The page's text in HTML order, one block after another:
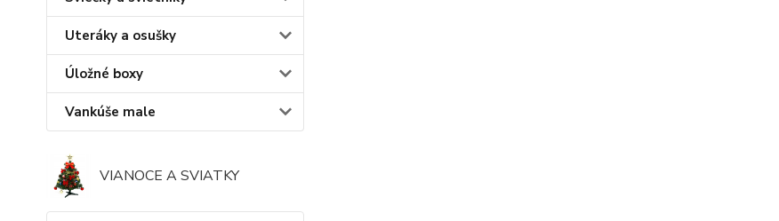
Uteráky a osušky
Úložné boxy
Vankúše male
VIANOCE A SVIATKY